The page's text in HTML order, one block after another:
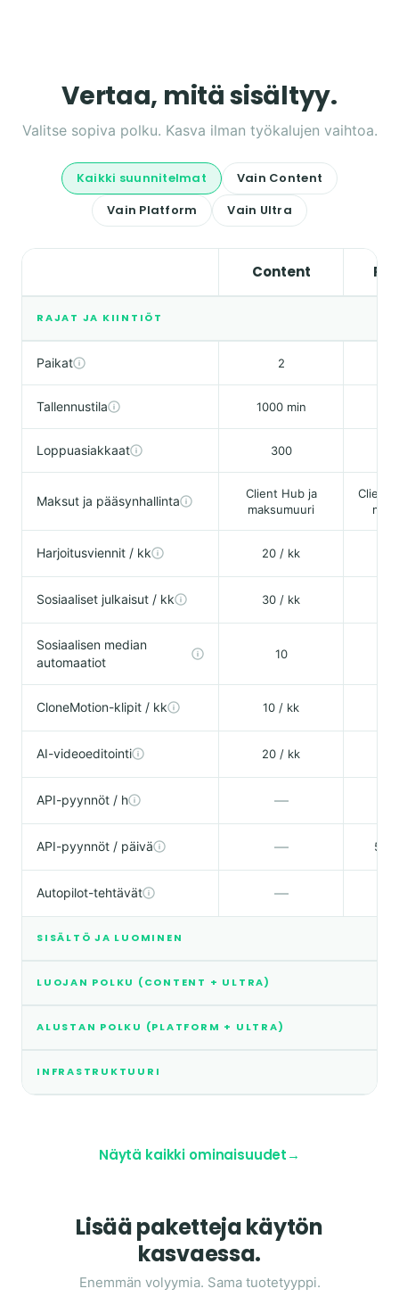
Vertaa, mitä sisältyy.
Valitse sopiva polku. Kasva ilman työkalujen vaihtoa.
Kaikki suunnitelmat
Vain Content
Vain Platform
Vain Ultra
Content
RAJAT JA KIINTIÖT
Paikat 2
Tallennustila 1000 min
Loppuasiakkaat 300
Maksut ja pääsynhallinta
Client Hub ja
maksumuuri
Client
Harjoitusviennit / kk 20 / kk
Sosiaaliset julkaisut / kk 30 / kk
Sosiaalisen median
automaatiot
10
CloneMotion-klipit / kk 10 / kk
AI-videoeditointi 20 / kk
API-pyynnöt / h —
API-pyynnöt / päivä — 50
Autopilot-tehtävät —
SISÄLTÖ JA LUOMINEN
LUOJAN POLKU (CONTENT + ULTRA)
ALUSTAN POLKU (PLATFORM + ULTRA)
INFRASTRUKTUURI
Näytä kaikki ominaisuudet→
Lisää paketteja käytön
kasvaessa.
Enemmän volyymia. Sama tuotetyyppi.